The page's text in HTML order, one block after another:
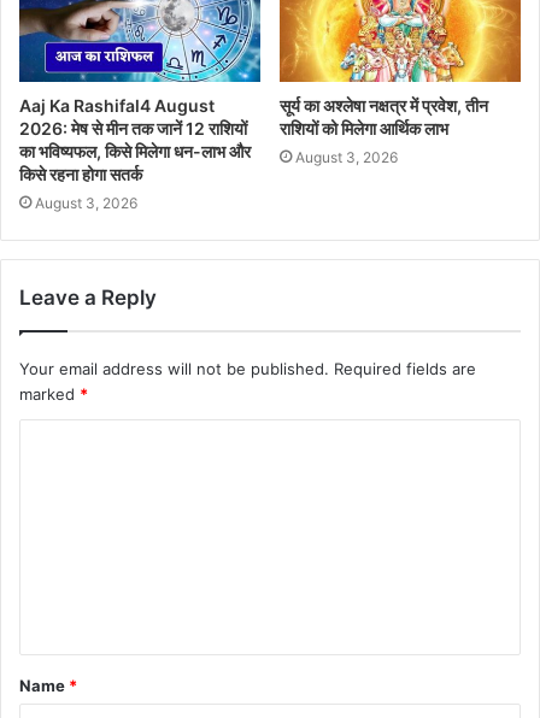
Aaj Ka Rashifal4 August
2026: मेष से मीन तक जानें 12 राशियों
का भविष्यफल, किसे मिलेगा धन-लाभ और
किसे रहना होगा सतर्क
August 3, 2026
सूर्य का अश्लेषा नक्षत्र में प्रवेश, तीन
राशियों को मिलेगा आर्थिक लाभ
August 3, 2026
Leave a Reply
Your email address will not be published. Required fields are
marked *
Name *